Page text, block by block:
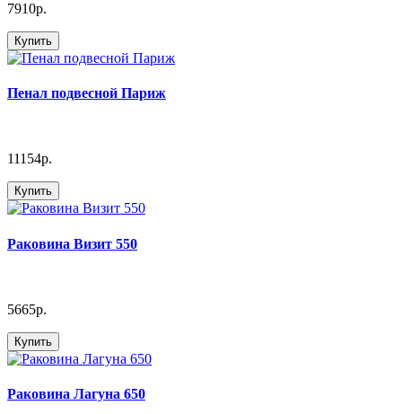
7910р.
Купить
Пенал подвесной Париж
11154р.
Купить
Раковина Визит 550
5665р.
Купить
Раковина Лагуна 650